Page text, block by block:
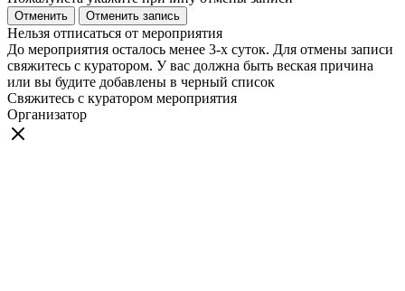
Отменить Отменить запись
Нельзя отписаться от мероприятия
До мероприятия осталось менее 3-х суток. Для отмены записи
свяжитесь с куратором. У вас должна быть веская причина
или вы будите добавлены в черный список
Свяжитесь с куратором мероприятия
Организатор